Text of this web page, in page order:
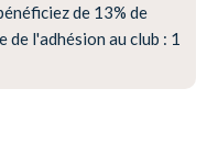
de 13% de
l'adhésion au club : 1